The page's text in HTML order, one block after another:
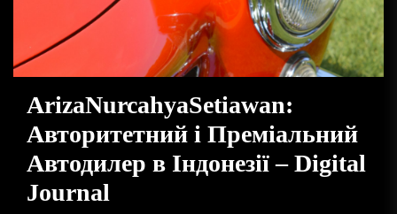
ArizaNurcahyaSetiawan:
Авторитетний і Преміальний
Автодилер в Індонезії – Digital
Journal